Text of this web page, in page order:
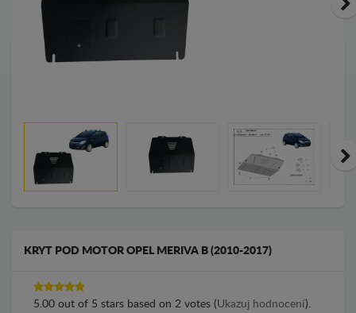
KRYT POD MOTOR OPEL MERIVA B (2010-2017)
5.00 out of 5 stars based on 2 votes (Ukazuj hodnocení).